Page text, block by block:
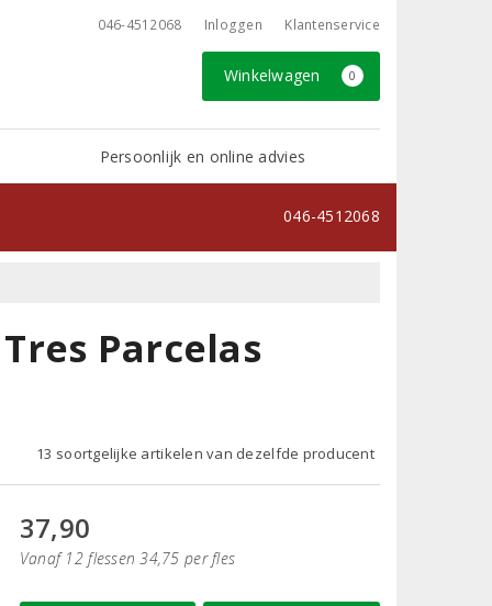
046-4512068 Inloggen Klantenservice
Winkelwagen 0
Persoonlijk en online advies
046-4512068
Parcelas
13 soortgelijke artikelen van dezelfde producent
37,90
Vanaf 12 flessen 34,75 per fles